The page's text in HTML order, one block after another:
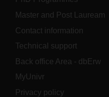
Master and Post Lauream
Contact information
Technical support
Back office Area - dbErw
MyUnivr
Privacy policy